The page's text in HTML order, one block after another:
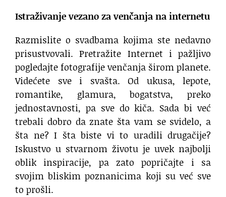
Istraživanje vezano za venčanja na internetu
Razmislite o svadbama kojima ste nedavno
prisustvovali. Pretražite Internet i pažljivo
pogledajte fotografije venčanja širom planete.
Videćete sve i svašta. Od ukusa, lepote,
romantike, glamura, bogatstva, preko
jednostavnosti, pa sve do kiča. Sada bi već
trebali dobro da znate šta vam se svidelo, a
šta ne? I šta biste vi to uradili drugačije?
Iskustvo u stvarnom životu je uvek najbolji
oblik inspiracije, pa zato popričajte i sa
svojim bliskim poznanicima koji su već sve
to prošli.